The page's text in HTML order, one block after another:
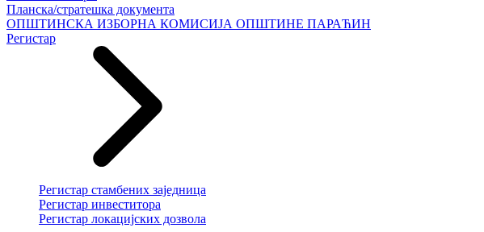
Планска/стратешка документа
ОПШТИНСКА ИЗБОРНА КОМИСИЈА ОПШТИНЕ ПАРАЋИН
Регистар
Регистар стамбених заједница
Регистар инвеститора
Регистар локацијских дозвола